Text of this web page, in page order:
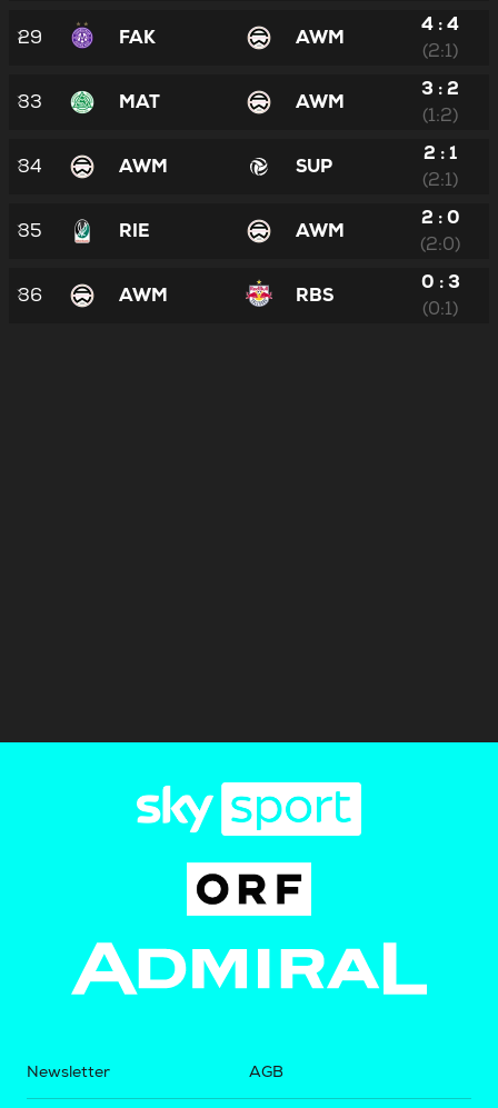
29 FAK AWM
4 : 4
(2:1)
33 MAT AWM
3 : 2
(1:2)
34 AWM SUP
2 : 1
(2:1)
35 RIE AWM
2 : 0
(2:0)
36 AWM RBS
0 : 3
(0:1)
Newsletter AGB